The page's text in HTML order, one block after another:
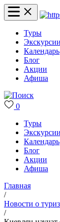
Туры
Экскурсии
Календарь
Блог
Акции
Афиша
0
Туры
Экскурсии
Календарь
Блог
Акции
Афиша
Главная
/
Новости о
/